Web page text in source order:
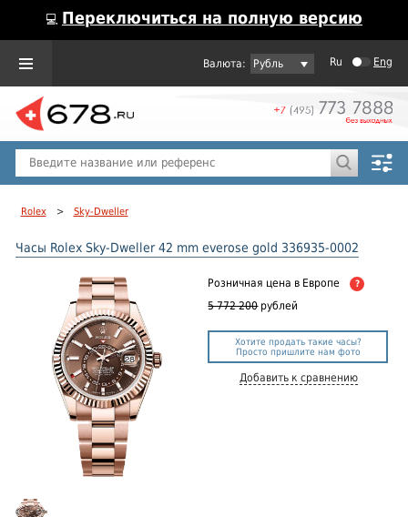
💻 Переключиться на полную версию
Рубль Ru Eng
Rolex > Sky-Dweller
Часы Rolex Sky-Dweller 42 mm everose gold 336935-0002
Розничная цена в Европе ?
5 772 200 рублей
Хотите продать такие часы?
Просто пришлите нам фото
Добавить к сравнению